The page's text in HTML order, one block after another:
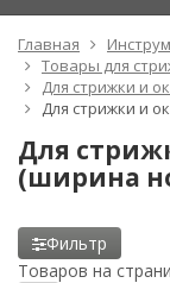
Главная
Товары для
Для стрижки и
Для стрижки и
Для
(ширина
Фильтр
Товаров на